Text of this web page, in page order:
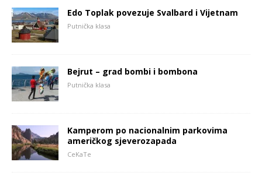
Edo Toplak povezuje Svalbard i Vijetnam
Putnička klasa
Bejrut – grad bombi i bombona
Putnička klasa
Kamperom po nacionalnim parkovima
američkog sjeverozapada
CeKaTe